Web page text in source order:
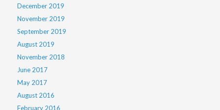
December 2019
November 2019
September 2019
August 2019
November 2018
June 2017
May 2017
August 2016
February 2016